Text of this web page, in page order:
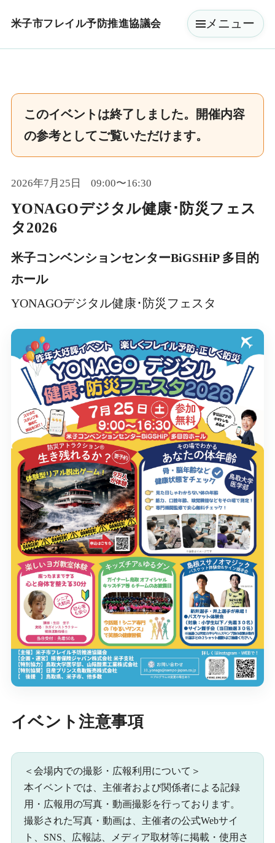
米子市フレイル予防推進協議会 メニュー
このイベントは終了しました。開催内容
の参考としてご覧いただけます。
2026年7月25日 09:00〜16:30
YONAGOデジタル健康･防災フェス
タ2026
米子コンベンションセンターBiGSHiP 多目的
ホール
YONAGOデジタル健康･防災フェスタ
イベント注意事項
＜会場内での撮影・広報利用について＞
本イベントでは、主催者および関係者による記録
用・広報用の写真・動画撮影を行っております。
撮影された写真・動画は、主催者の公式Webサイ
ト、SNS、広報誌、メディア取材等に掲載・使用さ